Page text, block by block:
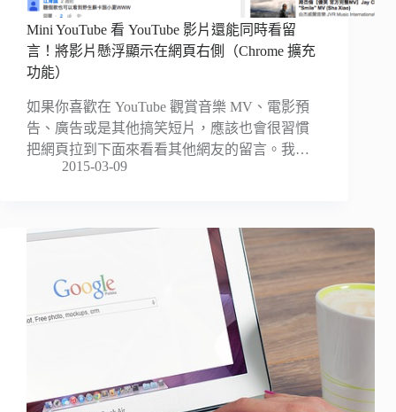
Mini YouTube 看 YouTube 影片還能同時看留
言！將影片懸浮顯示在網頁右側（Chrome 擴充
功能）
如果你喜歡在 YouTube 觀賞音樂 MV、電影預
告、廣告或是其他搞笑短片，應該也會很習慣
把網頁拉到下面來看看其他網友的留言。我…
2015-03-09